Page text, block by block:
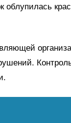
облупилась